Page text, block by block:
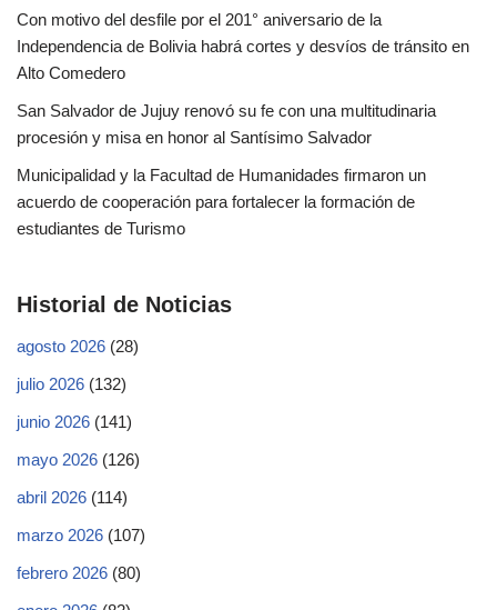
Con motivo del desfile por el 201° aniversario de la
Independencia de Bolivia habrá cortes y desvíos de tránsito en
Alto Comedero
San Salvador de Jujuy renovó su fe con una multitudinaria
procesión y misa en honor al Santísimo Salvador
Municipalidad y la Facultad de Humanidades firmaron un
acuerdo de cooperación para fortalecer la formación de
estudiantes de Turismo
Historial de Noticias
agosto 2026 (28)
julio 2026 (132)
junio 2026 (141)
mayo 2026 (126)
abril 2026 (114)
marzo 2026 (107)
febrero 2026 (80)